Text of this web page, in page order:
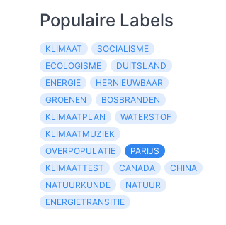
Populaire Labels
KLIMAAT
SOCIALISME
ECOLOGISME
DUITSLAND
ENERGIE
HERNIEUWBAAR
GROENEN
BOSBRANDEN
KLIMAATPLAN
WATERSTOF
KLIMAATMUZIEK
OVERPOPULATIE
PARIJS
KLIMAATTEST
CANADA
CHINA
NATUURKUNDE
NATUUR
ENERGIETRANSITIE